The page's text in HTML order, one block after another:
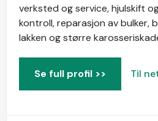
verksted og service, hjulskift
kontroll, reparasjon av bulker,
lakken og større
Se full profil >> Til